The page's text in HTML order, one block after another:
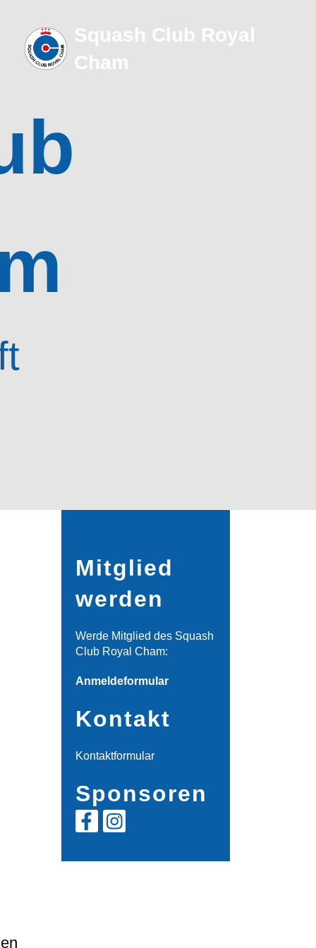
Squash Club Royal
Cham
Mitglied
werden
Werde Mitglied des Squash
Club Royal Cham:
Anmeldeformular
Kontakt
Kontaktformular
Sponsoren